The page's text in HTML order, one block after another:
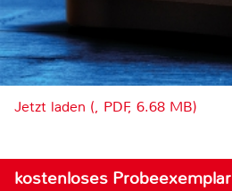
Jetzt laden (, PDF, 6.68 MB)
kostenloses Probeexemplar